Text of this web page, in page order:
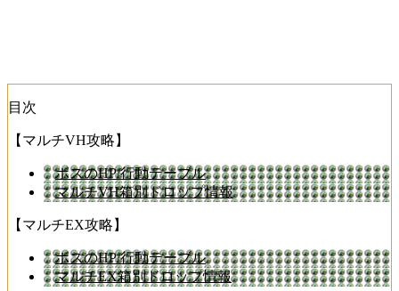
目次
【マルチVH攻略】
ボスのHP/行動テーブル
マルチVH箱別ドロップ情報
【マルチEX攻略】
ボスのHP/行動テーブル
マルチEX箱別ドロップ情報